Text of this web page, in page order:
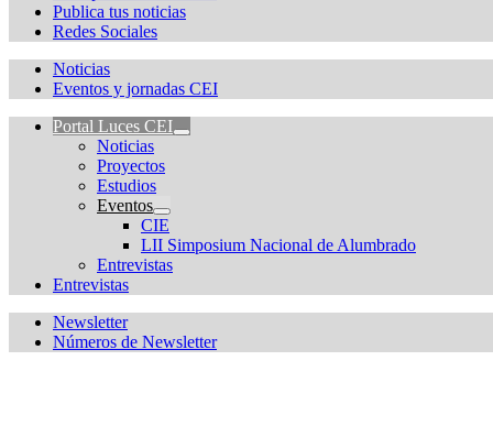
Publica tus noticias
Redes Sociales
Noticias
Eventos y jornadas CEI
Portal Luces CEI
Noticias
Proyectos
Estudios
Eventos
CIE
LII Simposium Nacional de Alumbrado
Entrevistas
Entrevistas
Newsletter
Números de Newsletter